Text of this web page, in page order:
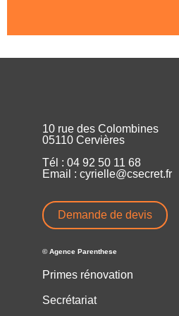
10 rue des Colombines
05110 Cervières
Tél : 04 92 50 11 68
Email : cyrielle@csecret.fr
Demande de devis
© Agence Parenthese
Primes rénovation
Secrétariat